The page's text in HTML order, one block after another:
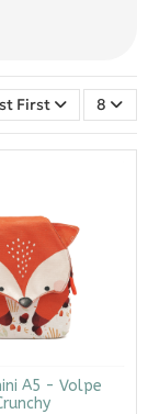
First 8
A5 - Volpe